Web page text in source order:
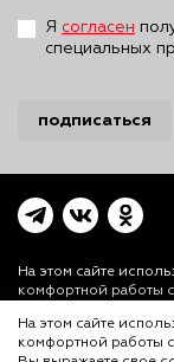
Я согласен
специальных
подписаться
На этом сайте
комфортной работы
использование
предоставлена в
На этом сайте
комфортной работы